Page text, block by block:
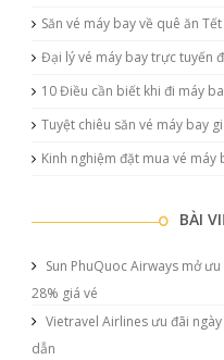
Săn vé máy bay về quê ăn Tết
Đại lý vé máy bay trực tuyến
10 Điều cần biết khi đi máy
Tuyệt chiêu săn vé máy bay
Kinh nghiệm đặt mua vé máy
BÀI
Sun PhuQuoc Airways mở
28% giá vé
Vietravel Airlines ưu đãi
dẫn